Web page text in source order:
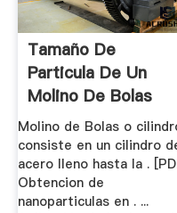
Tamaño De
Particula De Un
Molino De Bolas
Molino de Bolas o
consiste en un cilindro
acero lleno hasta la .
Obtencion de
nanoparticulas en . ...